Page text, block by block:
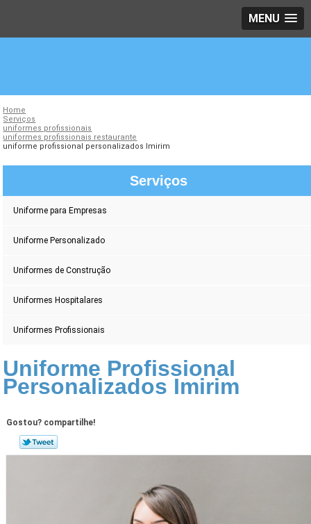
MENU
Home
Serviços
uniformes profissionais
uniformes profissionais restaurante
uniforme profissional personalizados Imirim
Serviços
Uniforme para Empresas
Uniforme Personalizado
Uniformes de Construção
Uniformes Hospitalares
Uniformes Profissionais
Uniforme Profissional
Personalizados Imirim
Gostou? compartilhe!